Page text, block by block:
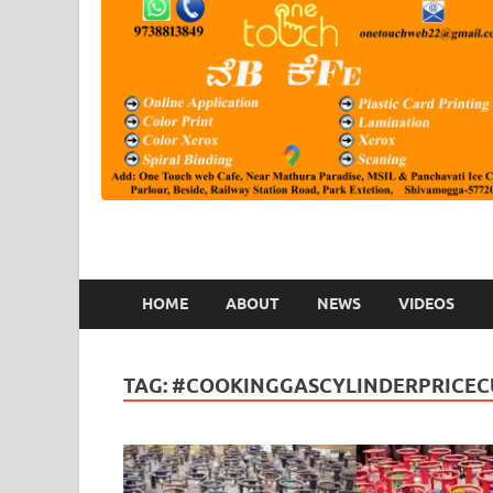
HOME ABOUT NEWS VIDEOS
TAG: